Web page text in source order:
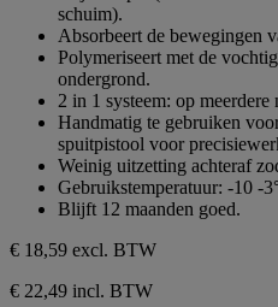
schuim).
Absorbeert de bewegingen
Polymeriseert met de
ondergrond.
2 in 1 systeem: op
Handmatig te gebruiken
spuitpistool voor
Weinig uitzetting achteraf
Gebruikstemperatuur: -10 -
Blijft 12 maanden goed.
€ 18,59 excl. BTW
€ 22,49 incl. BTW